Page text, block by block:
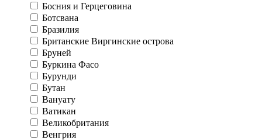
Босния и Герцеговина
Ботсвана
Бразилия
Британские Виргинские острова
Бруней
Буркина Фасо
Бурунди
Бутан
Вануату
Ватикан
Великобритания
Венгрия